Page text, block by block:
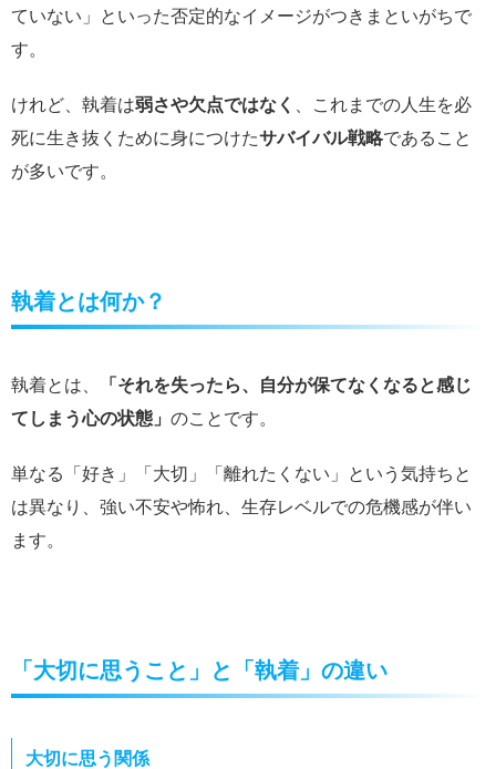
ていない」といった否定的なイメージがつきまといがちで
す。
けれど、執着は弱さや欠点ではなく
、これまでの人生を必
死に生き抜くために身につけたサバイバル戦略であること
が多いです。
執着とは何か？
執着とは、
「それを失ったら、自分が保てなくなると感じ
てしまう心の状態」 のことです。
単なる「好き」「大切」「離れたくない」という気持ちと
は異なり、強い不安や怖れ、生存レベルでの危機感が伴い
ます。
「大切に思うこと」と「執着」の違い
大切に思う関係